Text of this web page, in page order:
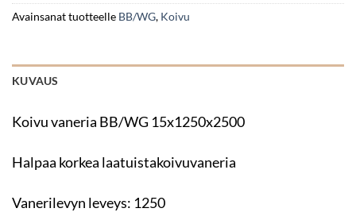
Avainsanat tuotteelle BB/WG, Koivu
KUVAUS
Koivu vaneria BB/WG 15x1250x2500
Halpaa korkea laatuistakoivuvaneria
Vanerilevyn leveys: 1250